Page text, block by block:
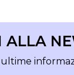
ALLA